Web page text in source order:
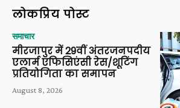
लोकप्रिय पोस्ट
समाचार
मीरजापुर में 29वीं अंतरजनपदीय
एलार्म एफिसिएंसी रेस/शूटिंग
प्रतियोगिता का समापन
August 8, 2026